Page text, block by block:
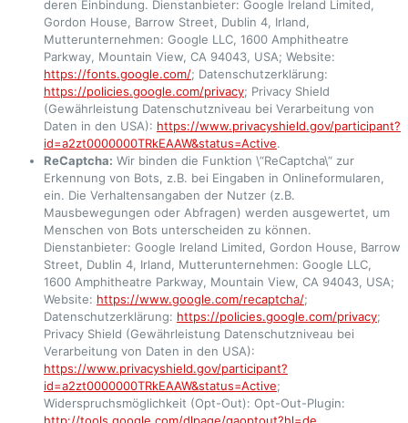
deren Einbindung. Dienstanbieter: Google Ireland Limited,
Gordon House, Barrow Street, Dublin 4, Irland,
Mutterunternehmen: Google LLC, 1600 Amphitheatre
Parkway, Mountain View, CA 94043, USA; Website:
https://fonts.google.com/; Datenschutzerklärung:
https://policies.google.com/privacy; Privacy Shield
(Gewährleistung Datenschutzniveau bei Verarbeitung von
Daten in den USA): https://www.privacyshield.gov/participant?
id=a2zt0000000TRkEAAW&status=Active.
ReCaptcha: Wir binden die Funktion \“ReCaptcha\“ zur
Erkennung von Bots, z.B. bei Eingaben in Onlineformularen,
ein. Die Verhaltensangaben der Nutzer (z.B.
Mausbewegungen oder Abfragen) werden ausgewertet, um
Menschen von Bots unterscheiden zu können.
Dienstanbieter: Google Ireland Limited, Gordon House, Barrow
Street, Dublin 4, Irland, Mutterunternehmen: Google LLC,
1600 Amphitheatre Parkway, Mountain View, CA 94043, USA;
Website: https://www.google.com/recaptcha/;
Datenschutzerklärung: https://policies.google.com/privacy;
Privacy Shield (Gewährleistung Datenschutzniveau bei
Verarbeitung von Daten in den USA):
https://www.privacyshield.gov/participant?
id=a2zt0000000TRkEAAW&status=Active;
Widerspruchsmöglichkeit (Opt-Out): Opt-Out-Plugin: